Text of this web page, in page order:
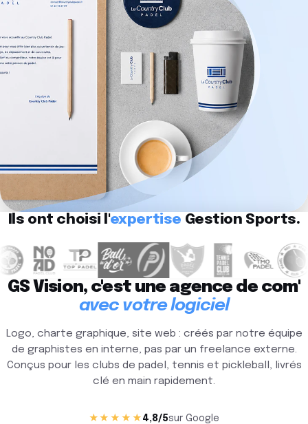
Ils ont choisi l'expertise Gestion Sports.
GS Vision, c'est une agence de com'
avec votre logiciel
Logo, charte graphique, site web : créés par notre équipe
de graphistes en interne, pas par un freelance externe.
Conçus pour les clubs de padel, tennis et pickleball, livrés
clé en main rapidement.
★★★★★ 4,8/5sur Google